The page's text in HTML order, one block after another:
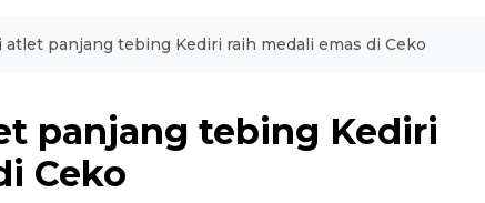
atlet panjang tebing Kediri raih medali emas di Ceko
panjang tebing Kediri
Ceko